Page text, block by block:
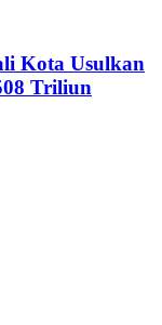
Kota Usulkan
Triliun